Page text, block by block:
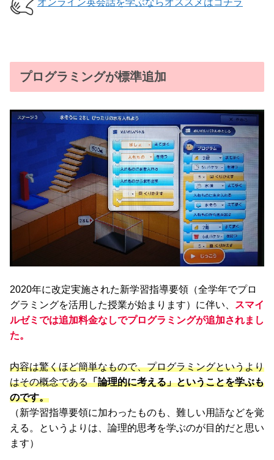
オンライン英会話を学ぶならオススメはコチラ
プログラミングが標準追加
2020年に改定実施された新学習指導要領（全学年でプロ
グラミングを活用した授業が始まります）に伴い、
スマイ
ルゼミでは追加料金なしでプログラミングが追加されまし
た。
内容は驚くほど簡単なもので、プログラミングというより
はその概念である「論理的に考える」ということを学ぶも
のです。
（新学習指導要領に加わったものも、難しい用語などを覚
える。というよりは、論理的思考を学ぶのが目的だと思い
ます）